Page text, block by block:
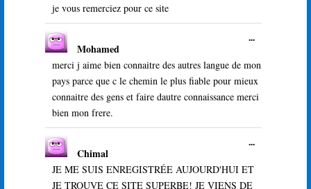
je vous remerciez pour ce site
méta.
Mohamed
merci j aime bien connaitre des autres langue de mon
pays parce que c le chemin le plus fiable pour mieux
connaitre des gens et faire dautre connaissance merci
bien mon frere.
...Ouvrir/
boîte
méta.
Chimal
JE ME SUIS ENREGISTRÉE AUJOURD'HUI ET
JE TROUVE CE SITE SUPERBE! JE VIENS DE
...Ouvrir/